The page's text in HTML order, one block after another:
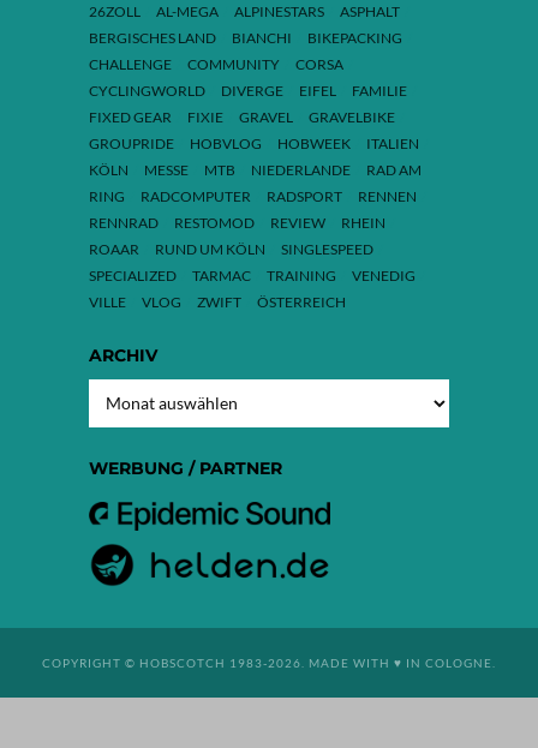
26ZOLL AL-MEGA ALPINESTARS
ASPHALT
BERGISCHES LAND
BIANCHI
BIKEPACKING
CHALLENGE
COMMUNITY
CORSA
CYCLINGWORLD
DIVERGE EIFEL
FAMILIE
FIXED GEAR
FIXIE GRAVEL
GRAVELBIKE
GROUPRIDE
HOBVLOG HOBWEEK
ITALIEN
KÖLN
MESSE MTB NIEDERLANDE
RAD AM
RING
RADCOMPUTER RADSPORT
RENNEN
RENNRAD
RESTOMOD REVIEW
RHEIN
ROAAR
RUND UM KÖLN
SINGLESPEED
SPECIALIZED
TARMAC TRAINING
VENEDIG
VILLE
VLOG ZWIFT ÖSTERREICH
ARCHIV
WERBUNG / PARTNER
COPYRIGHT © HOBSCOTCH 1983-2026. MADE WITH ♥ IN COLOGNE.